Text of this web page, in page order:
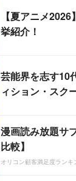
【夏アニメ
挙紹介！
芸能界を志す
ィション・スク
漫画読み放題サ
比較】
オリコン顧客満足度ランキ